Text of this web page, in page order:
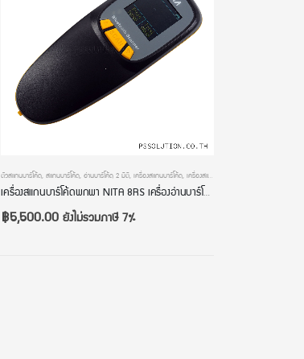
,เครื่องอ่านบาร์โค้ด,เครื่องอ่านบาร์โค้ดมือถือ
ตัวสแกนบาร์โค้ด,สแกนบาร์โค้ด,อ่านบาร์โค้ด 2 มิติ,เครื่องสแกนบาร์โค้ด,เครื่องสแกนบาร์โค้ดไร้สาย
เครื่องสแกนบาร์โค้ดพกพา NITA 8RS เครื่องอ่านบาร์โค้ดเก็บข้อมูล Bluetooth มีหน้าจอ เครื่องอ่าน qr code ไร้สาย หัวอ่าน 2 มิติ
฿5,500.00ยังไม่รวมภาษี 7%